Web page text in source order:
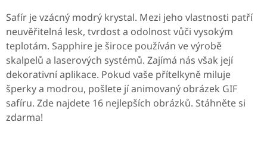
Safír je vzácný modrý krystal. Mezi jeho vlastnosti patří
neuvěřitelná lesk, tvrdost a odolnost vůči vysokým
teplotám. Sapphire je široce používán ve výrobě
skalpelů a laserových systémů. Zajímá nás však její
dekorativní aplikace. Pokud vaše přítelkyně miluje
šperky a modrou, pošlete jí animovaný obrázek GIF
safíru. Zde najdete 16 nejlepších obrázků. Stáhněte si
zdarma!